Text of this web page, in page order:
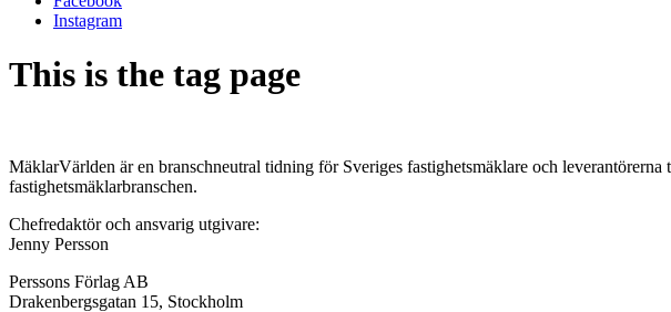
Instagram
This is the tag page
MäklarVärlden är en branschneutral tidning för Sveriges fastighetsmäklare och
fastighetsmäklarbranschen.
Chefredaktör och ansvarig utgivare:
Jenny Persson
Perssons Förlag AB
Drakenbergsgatan 15, Stockholm